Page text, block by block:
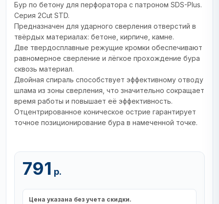
Бур по бетону для перфоратора с патроном SDS-Plus.
Серия 2Cut STD.
Предназначен для ударного сверления отверстий в
твёрдых материалах: бетоне, кирпиче, камне.
Две твердосплавные режущие кромки обеспечивают
равномерное сверление и лёгкое прохождение бура
сквозь материал.
Двойная спираль способствует эффективному отводу
шлама из зоны сверления, что значительно сокращает
время работы и повышает её эффективность.
Отцентрированное коническое острие гарантирует
точное позиционирование бура в намеченной точке.
791 р.
Цена указана без учета скидки.